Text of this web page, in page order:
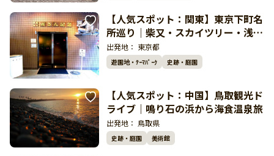
【人気スポット：関東】東京下町名
所巡り｜柴又・スカイツリー・浅草
で〆は温泉
出発地： 東京都
遊園地・ﾃｰﾏﾊﾟｰｸ 史跡・庭園
【人気スポット：中国】鳥取観光ド
ライブ｜鳴り石の浜から海食温泉旅
出発地： 鳥取県
史跡・庭園 美術館